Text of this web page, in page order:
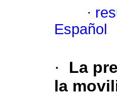
·
Español
·
La
la